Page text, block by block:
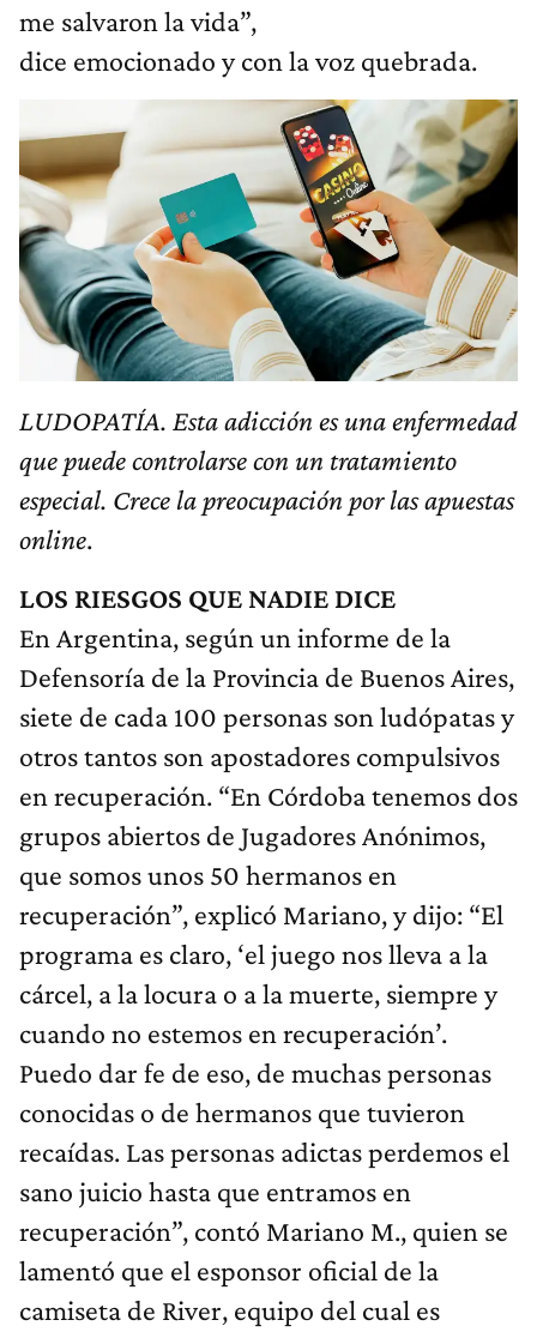
me salvaron la vida”,
dice emocionado y con la voz quebrada.
LUDOPATÍA. Esta adicción es una enfermedad
que puede controlarse con un tratamiento
especial. Crece la preocupación por las apuestas
online.
LOS RIESGOS QUE NADIE DICE
En Argentina, según un informe de la
Defensoría de la Provincia de Buenos Aires,
siete de cada 100 personas son ludópatas y
otros tantos son apostadores compulsivos
en recuperación. “En Córdoba tenemos dos
grupos abiertos de Jugadores Anónimos,
que somos unos 50 hermanos en
recuperación”, explicó Mariano, y dijo: “El
programa es claro, ‘el juego nos lleva a la
cárcel, a la locura o a la muerte, siempre y
cuando no estemos en recuperación’.
Puedo dar fe de eso, de muchas personas
conocidas o de hermanos que tuvieron
recaídas. Las personas adictas perdemos el
sano juicio hasta que entramos en
recuperación”, contó Mariano M., quien se
lamentó que el esponsor oficial de la
camiseta de River, equipo del cual es